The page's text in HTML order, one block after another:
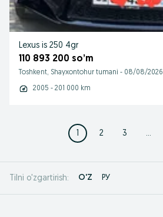
Lexus is 250 4gr
110 893 200 so’m
Toshkent, Shayxontohur tumani - 08/08/2026
2005 - 201 000 km
1 2 3 ...
Tilni o'zgartirish: O'Z РУ